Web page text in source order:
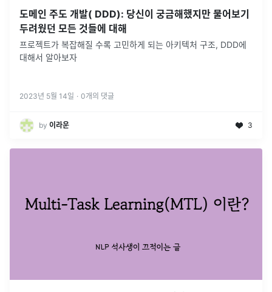
도메인 주도 개발( DDD): 당신이 궁금해했지만 물어보기
두려웠던 모든 것들에 대해
프로젝트가 복잡해질 수록 고민하게 되는 아키텍처 구조, DDD에
대해서 알아보자
2023년 5월 14일 · 0개의 댓글
by 이라운 3